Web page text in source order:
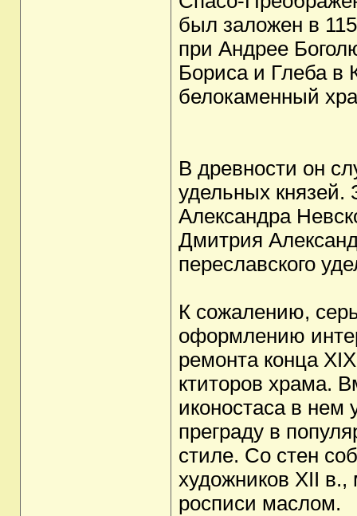
был заложен в
при Андрее
Бориса и Глеба в
белокаменный
В древности он
удельных князей.
Александра
Дмитрия
переславского
К сожалению,
оформлению
ремонта конца
ктиторов храма.
иконостаса в
преграду в
стиле. Со стен
художников XII
росписи маслом.